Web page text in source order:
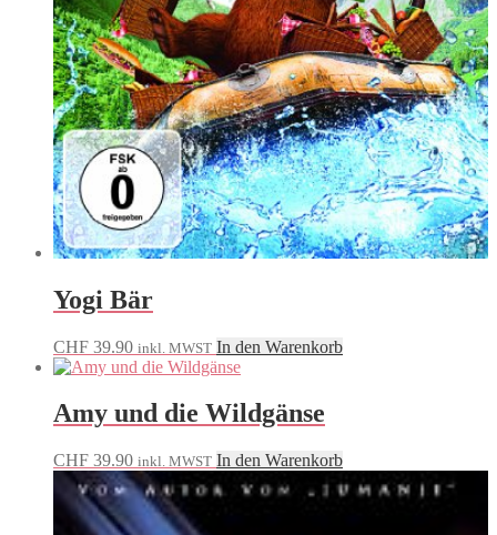
Yogi Bär
CHF 39.90 inkl. MWST In den Warenkorb
Amy und die Wildgänse
CHF 39.90 inkl. MWST In den Warenkorb